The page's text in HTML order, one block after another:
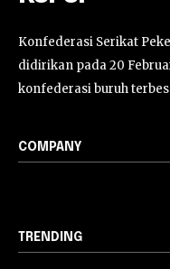
Konfederasi Serikat
didirikan pada 20
konfederasi buruh
COMPANY
TRENDING